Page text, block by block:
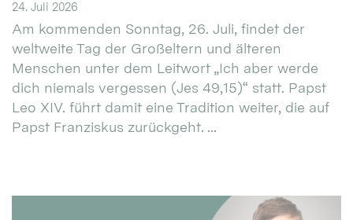
24. Juli 2026
Am kommenden Sonntag, 26. Juli, findet der
weltweite Tag der Großeltern und älteren
Menschen unter dem Leitwort „Ich aber werde
dich niemals vergessen (Jes 49,15)“ statt. Papst
Leo XIV. führt damit eine Tradition weiter, die auf
Papst Franziskus zurückgeht. ...